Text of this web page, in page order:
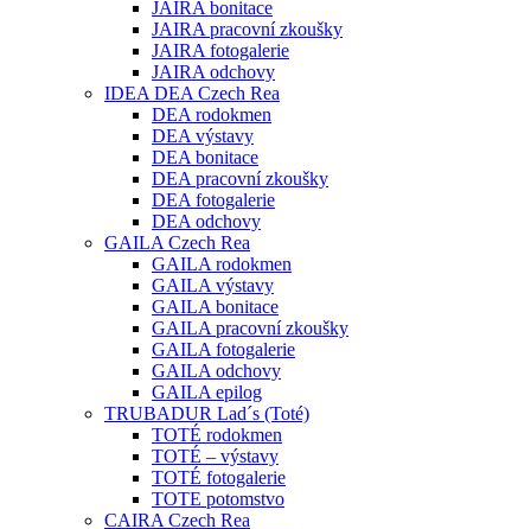
JAIRA bonitace
JAIRA pracovní zkoušky
JAIRA fotogalerie
JAIRA odchovy
IDEA DEA Czech Rea
DEA rodokmen
DEA výstavy
DEA bonitace
DEA pracovní zkoušky
DEA fotogalerie
DEA odchovy
GAILA Czech Rea
GAILA rodokmen
GAILA výstavy
GAILA bonitace
GAILA pracovní zkoušky
GAILA fotogalerie
GAILA odchovy
GAILA epilog
TRUBADUR Lad´s (Toté)
TOTÉ rodokmen
TOTÉ – výstavy
TOTÉ fotogalerie
TOTE potomstvo
CAIRA Czech Rea